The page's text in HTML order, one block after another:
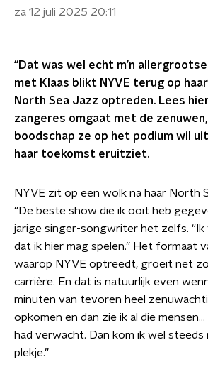
za 12 juli 2025 20:11
“Dat was wel echt m’n allergrootse
met Klaas blikt NYVE terug op
North Sea Jazz optreden. Lees
zangeres omgaat met de
boodschap ze op het podium wil
haar toekomst eruitziet.
NYVE zit op een wolk na haar North
“De beste show die ik ooit heb
jarige singer-songwriter het zelfs. “Ik
dat ik hier mag spelen.” Het formaat
waarop NYVE optreedt, groeit net zo
carrière. En dat is natuurlijk even
minuten van tevoren heel
opkomen en dan zie ik al die
had verwacht. Dan kom ik wel steeds
plekje.”